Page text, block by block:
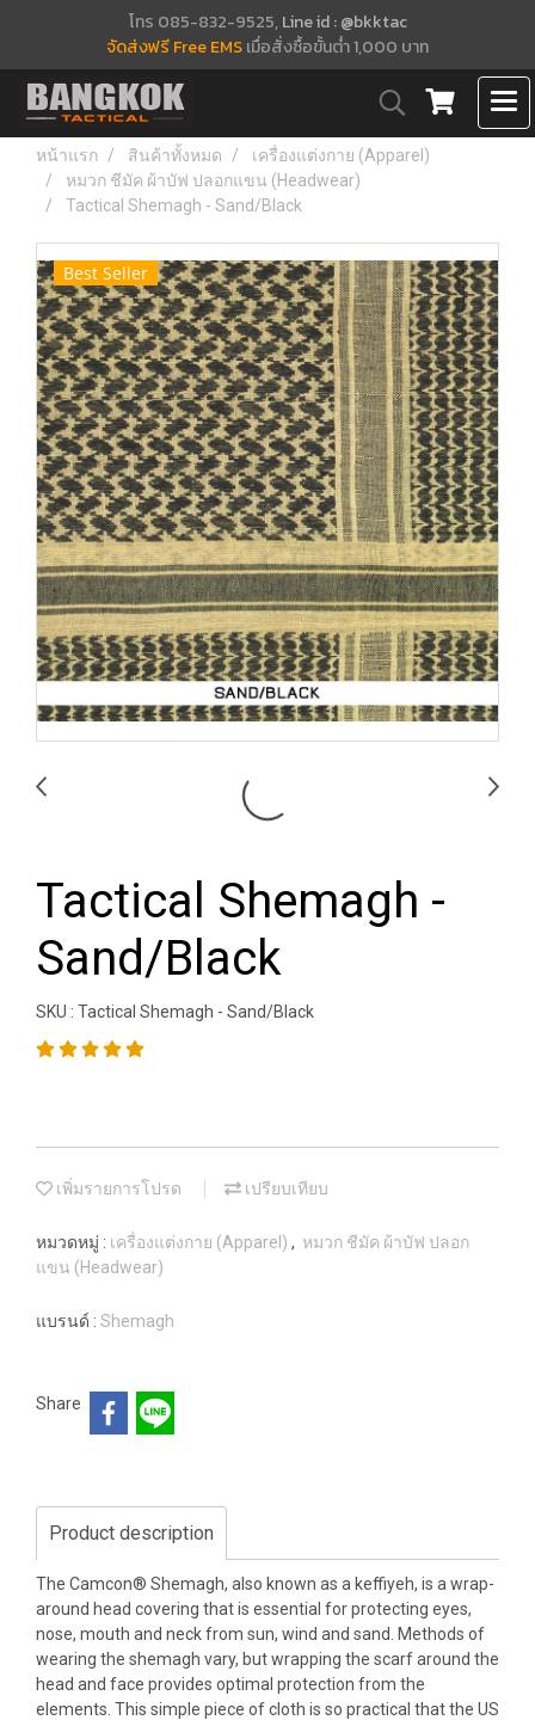
โทร 085-832-9525, Line id : @bkktac
จัดส่งฟรี Free EMSเมื่อสั่งซื้อขั้นต่ำ 1,000 บาท
หน้าแรก สินค้าทั้งหมด
เครื่องแต่งกาย (Apparel)
หมวก ชีมัค ผ้าบัฟ ปลอกแขน (Headwear)
Tactical Shemagh - Sand/Black
Best Seller
Tactical Shemagh -
Sand/Black
SKU : Tactical Shemagh - Sand/Black
เพิ่มรายการโปรด เปรียบเทียบ
หมวดหมู่ : เครื่องแต่งกาย (Apparel) , หมวก ชีมัค ผ้าบัฟ ปลอก
แขน (Headwear)
แบรนด์ : Shemagh
Share
Product description
The Camcon® Shemagh, also known as a keffiyeh, is a wrap-
around head covering that is essential for protecting eyes,
nose, mouth and neck from sun, wind and sand. Methods of
wearing the shemagh vary, but wrapping the scarf around the
head and face provides optimal protection from the
elements. This simple piece of cloth is so practical that the US